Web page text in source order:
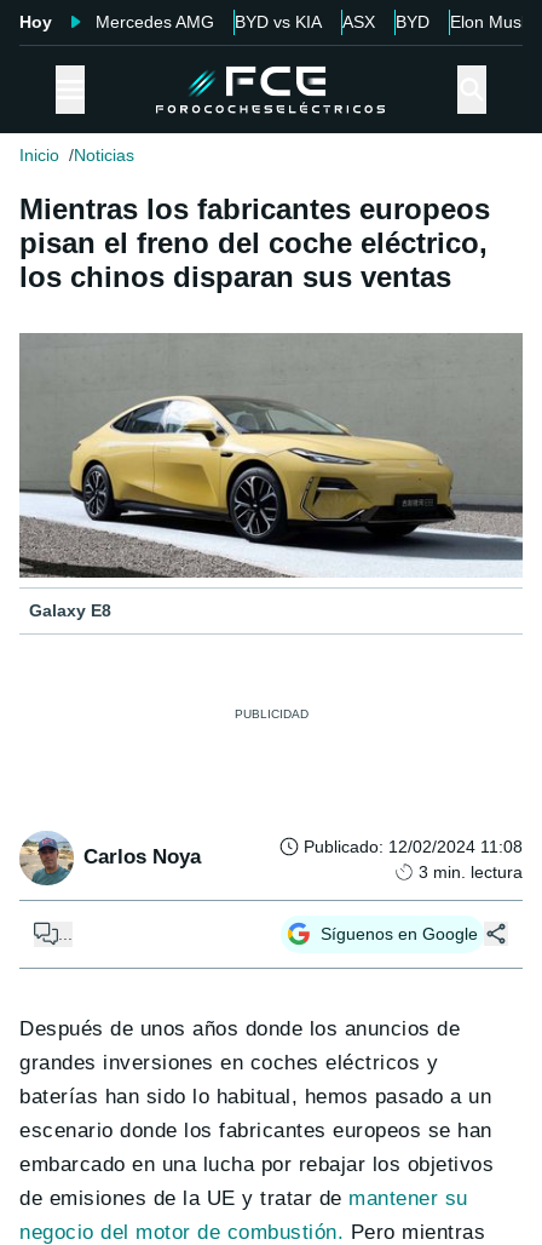
Hoy Mercedes AMG BYD vs KIA ASX BYD Elon Musk
Inicio Noticias
Mientras los fabricantes europeos
pisan el freno del coche eléctrico,
los chinos disparan sus ventas
Galaxy E8
Carlos Noya Publicado: 12/02/2024 11:08
3 min. lectura
Síguenos en Google
Después de unos años donde los anuncios de
grandes inversiones en coches eléctricos y
baterías han sido lo habitual, hemos pasado a un
escenario donde los fabricantes europeos se han
embarcado en una lucha por rebajar los objetivos
de emisiones de la UE y tratar de mantener su
negocio del motor de combustión. Pero mientras